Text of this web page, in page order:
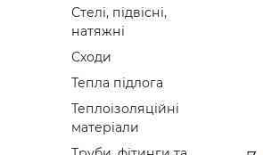
Стелі, підвісні,
натяжні
Сходи
Тепла підлога
Теплоізоляційні
матеріали